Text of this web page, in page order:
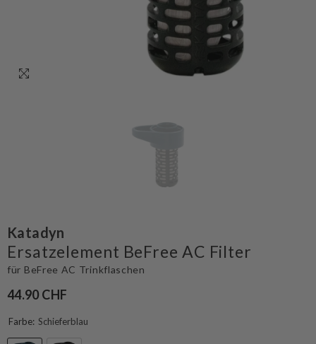
Katadyn
Ersatzelement BeFree AC Filter
für BeFree AC Trinkflaschen
44.90 CHF
Farbe: Schieferblau